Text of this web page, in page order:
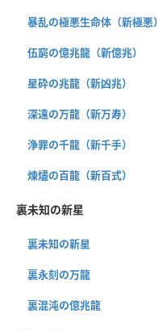
暴乱の極悪生命体（新極悪）
伍窮の億兆龍（新億兆）
星砕の兆龍（新凶兆）
深遠の万龍（新万寿）
浄罪の千龍（新千手）
煉燼の百龍（新百式）
裏未知の新星
裏未知の新星
裏永刻の万龍
裏混沌の億兆龍